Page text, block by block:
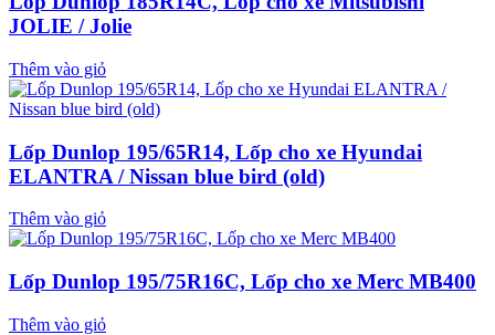
JOLIE / Jolie
Thêm vào giỏ
Lốp Dunlop 195/65R14, Lốp cho xe Hyundai
ELANTRA / Nissan blue bird (old)
Thêm vào giỏ
Lốp Dunlop 195/75R16C, Lốp cho xe Merc MB400
Thêm vào giỏ